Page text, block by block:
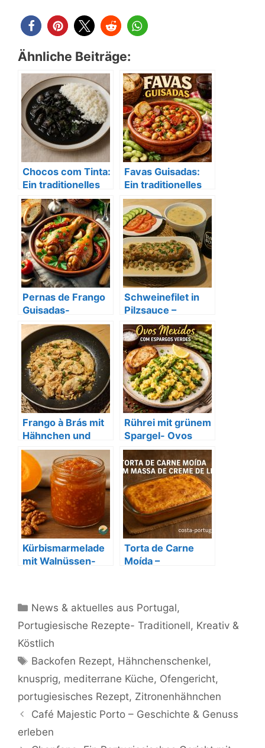
Ähnliche Beiträge:
Chocos com Tinta:
Ein traditionelles
portugiesisches
Gericht
Favas Guisadas:
Ein traditionelles
portugiesisches
Rezept
Pernas de Frango
Guisadas-
geschmorte
Hähnchenschenke
Schweinefilet in
Pilzsauce –
Portugiesischer
Klassiker
Frango à Brás mit
Hähnchen und
Reis
Rührei mit grünem
Spargel- Ovos
mexidos com
espargos verdes
Kürbismarmelade
mit Walnüssen-
Torta de Carne
Moída –
Kategorien
News & aktuelles aus Portugal,
Portugiesische Rezepte- Traditionell, Kreativ &
Köstlich
Schlagwörter
Backofen Rezept, Hähnchenschenkel,
knusprig, mediterrane Küche, Ofengericht,
portugiesisches Rezept, Zitronenhähnchen
Café Majestic Porto – Geschichte & Genuss
erleben